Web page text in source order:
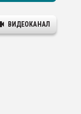
ВИДЕОКАНАЛ